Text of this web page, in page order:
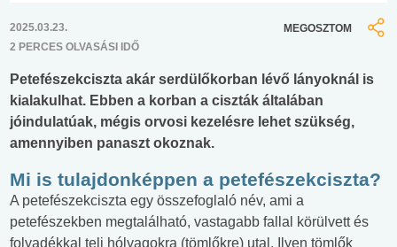
2025.03.23.
2 PERCES OLVASÁSI IDŐ
MEGOSZTOM
Petefészekciszta akár serdülőkorban lévő lányoknál is
kialakulhat. Ebben a korban a ciszták általában
jóindulatúak, mégis orvosi kezelésre lehet szükség,
amennyiben panaszt okoznak.
Mi is tulajdonképpen a petefészekciszta?
A petefészekciszta egy összefoglaló név, ami a
petefészekben megtalálható, vastagabb fallal körülvett és
folyadékkal teli hólyagokra (tömlőkre) utal. Ilyen tömlők